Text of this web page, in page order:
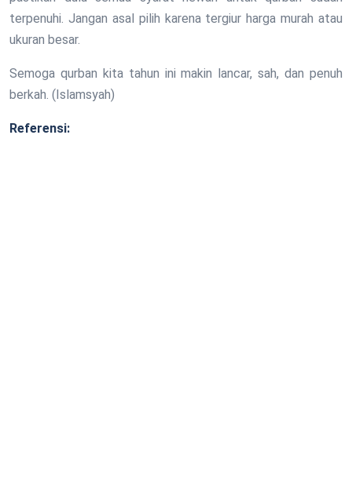
terpenuhi. Jangan asal pilih karena tergiur harga murah atau
ukuran besar.
Semoga qurban kita tahun ini makin lancar, sah, dan penuh
berkah. (Islamsyah)
Referensi: